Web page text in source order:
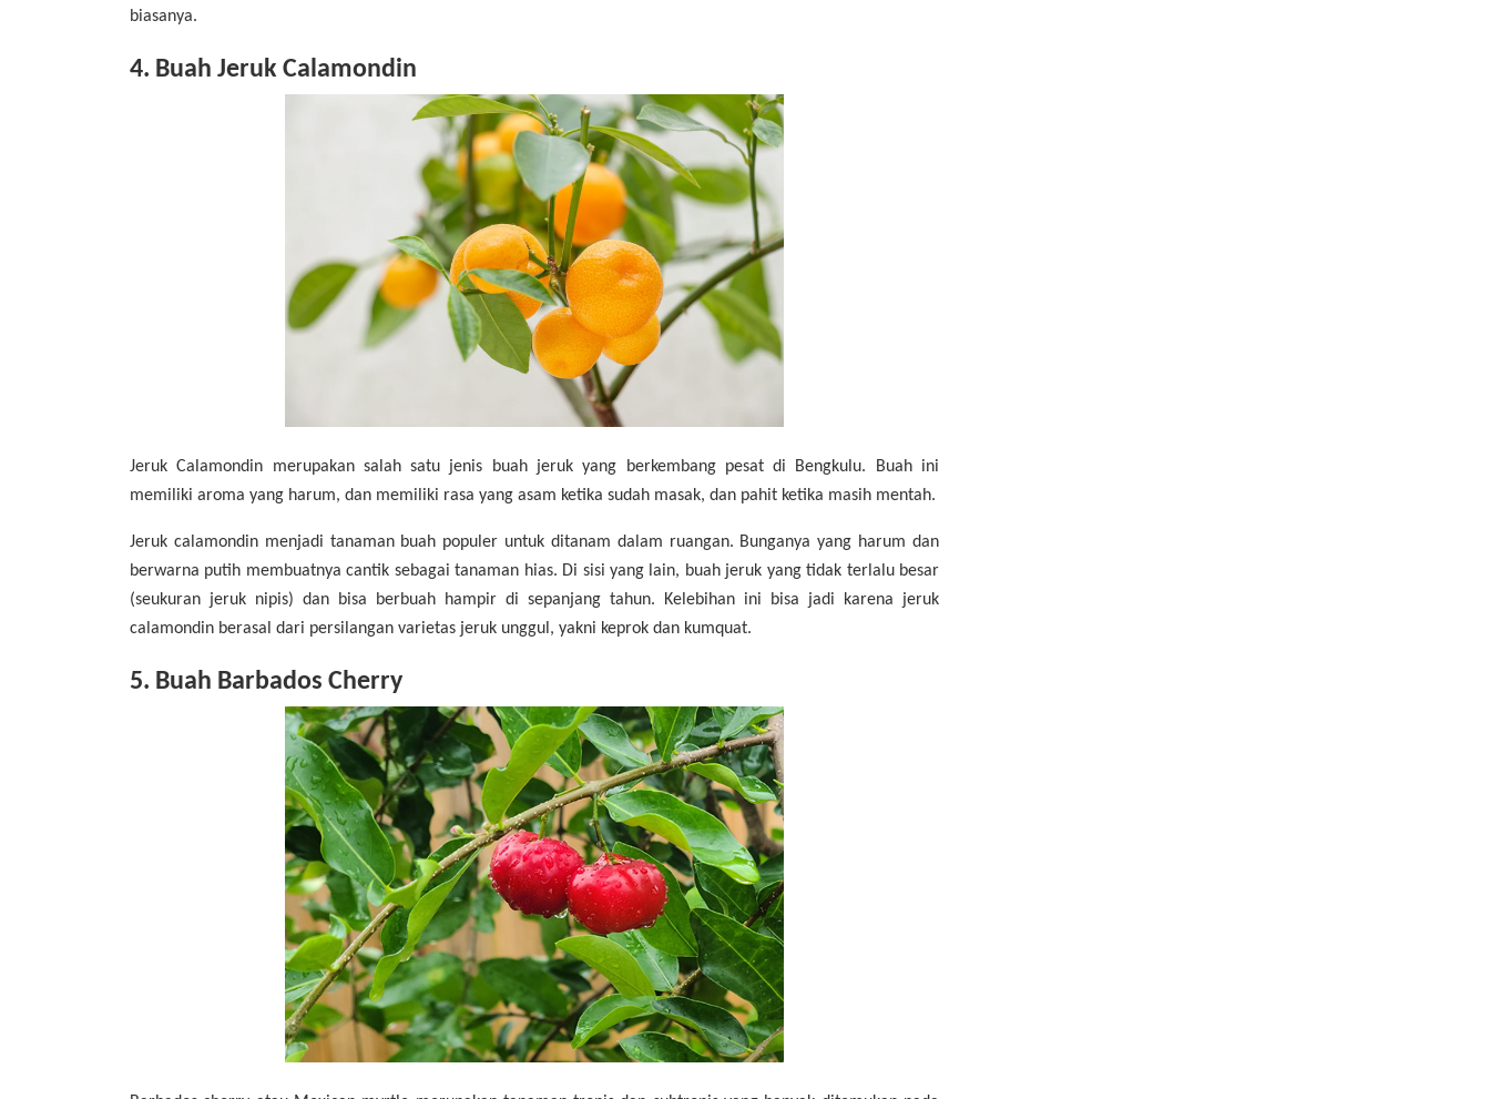
biasanya.
4. Buah Jeruk Calamondin
Jeruk Calamondin merupakan salah satu jenis buah jeruk yang berkembang pesat di Bengkulu. Buah ini
memiliki aroma yang harum, dan memiliki rasa yang asam ketika sudah masak, dan pahit ketika masih mentah.
Jeruk calamondin menjadi tanaman buah populer untuk ditanam dalam ruangan. Bunganya yang harum dan
berwarna putih membuatnya cantik sebagai tanaman hias. Di sisi yang lain, buah jeruk yang tidak terlalu besar
(seukuran jeruk nipis) dan bisa berbuah hampir di sepanjang tahun. Kelebihan ini bisa jadi karena jeruk
calamondin berasal dari persilangan varietas jeruk unggul, yakni keprok dan kumquat.
5. Buah Barbados Cherry